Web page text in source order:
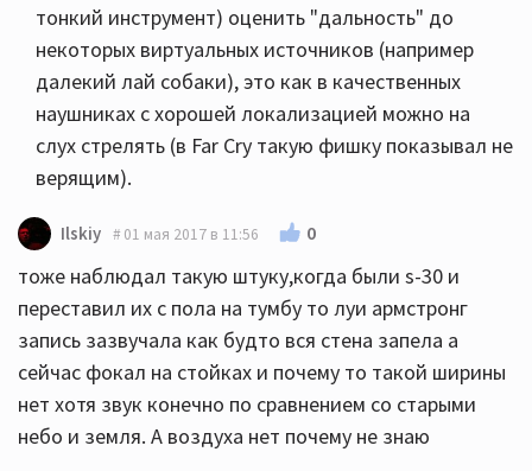
тонкий инструмент) оценить "дальность" до
некоторых виртуальных источников (например
далекий лай собаки), это как в качественных
наушниках с хорошей локализацией можно на
слух стрелять (в Far Cry такую фишку показывал не
верящим).
Ilskiy 01 мая 2017 в 11:56 0
тоже наблюдал такую штуку,когда были s-30 и
переставил их с пола на тумбу то луи армстронг
запись зазвучала как будто вся стена запела а
сейчас фокал на стойках и почему то такой ширины
нет хотя звук конечно по сравнением со старыми
небо и земля. А воздуха нет почему не знаю